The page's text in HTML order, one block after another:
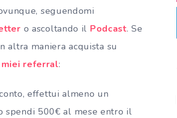
seguendomi
o ascoltando il Podcast. Se
altra maniera acquista su
miei referral:
effettui almeno un
spendi 500€ al mese entro il